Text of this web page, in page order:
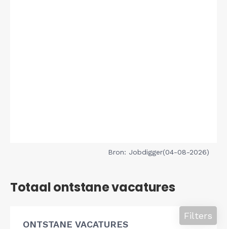
Bron: Jobdigger(04-08-2026)
Totaal ontstane vacatures
ONTSTANE VACATURES
Filters